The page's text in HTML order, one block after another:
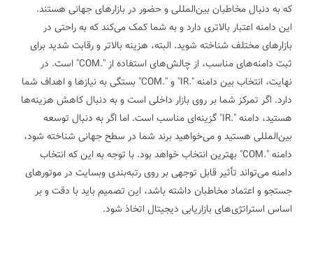
که به دنبال مخاطبان بین‌المللی و حضور در بازارهای جهانی هستند.
این دامنه اعتبار بالاتری دارد و به شما کمک می‌کند که به راحتی در
بازارهای مختلف شناخته شوید. البته، هزینه بالاتر و رقابت شدید برای
ثبت دامنه‌های مناسب، از چالش‌های استفاده از ".COM" است.
در
نهایت، انتخاب بین دامنه ".IR" و ".COM" بستگی به نیازها و اهداف شما
دارد. اگر تمرکز شما بر روی بازار داخلی است و به دنبال کاهش هزینه‌ها
هستید، دامنه ".IR" گزینه‌ای مناسب است. اما اگر به دنبال توسعه
بین‌المللی هستید و می‌خواهید برند شما در سطح جهانی شناخته شود،
دامنه ".COM" بهترین انتخاب خواهد بود. با توجه به این که انتخاب
دامنه می‌تواند تأثیر قابل توجهی بر روی رتبه‌بندی وبسایت در موتورهای
جستجو و اعتماد مخاطبان داشته باشد، این تصمیم باید با دقت و بر
اساس استراتژی‌های بازاریابی دیجیتال اتخاذ شود.